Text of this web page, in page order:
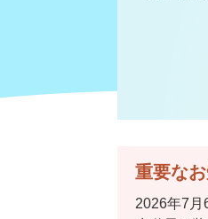
重要な
2026年7月